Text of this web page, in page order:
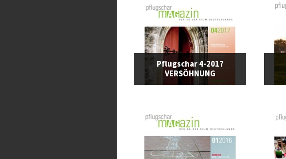
Pflugschar 4-2017
VERSÖHNUNG